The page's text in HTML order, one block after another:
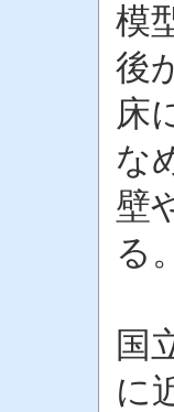
模
後
床
な
壁
る。
国
に